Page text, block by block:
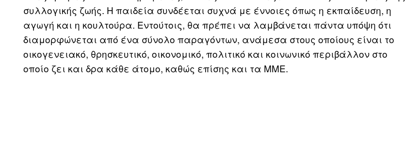
συλλογικής ζωής. Η παιδεία συνδέεται συχνά με έννοιες όπως η εκπαίδευση, η
αγωγή και η κουλτούρα. Εντούτοις, θα πρέπει να λαμβάνεται πάντα υπόψη ότι
διαμορφώνεται από ένα σύνολο παραγόντων, ανάμεσα στους οποίους είναι το
οικογενειακό, θρησκευτικό, οικονομικό, πολιτικό και κοινωνικό περιβάλλον στο
οποίο ζει και δρα κάθε άτομο, καθώς επίσης και τα ΜΜΕ.